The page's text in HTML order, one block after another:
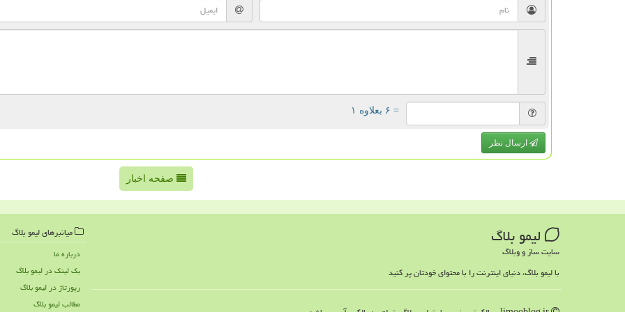
= ۶ بعلاوه ۱
ارسال نظر
صفحه اخبار
لیمو بلاگ
سایت ساز و وبلاگ
با لیمو بلاگ، دنیای اینترنت را با محتوای خودتان پر کنید
میانبرهای لیمو بلاگ
درباره ما
بک لینک در لیمو بلاگ
رپورتاژ در لیمو بلاگ
مطالب لیمو بلاگ